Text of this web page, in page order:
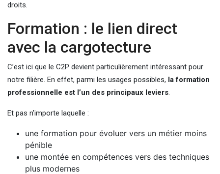
droits.
Formation : le lien direct
avec la cargotecture
C’est ici que le C2P devient particulièrement intéressant pour
notre filière. En effet, parmi les usages possibles, la formation
professionnelle est l’un des principaux leviers.
Et pas n’importe laquelle :
une formation pour évoluer vers un métier moins
pénible
une montée en compétences vers des techniques
plus modernes